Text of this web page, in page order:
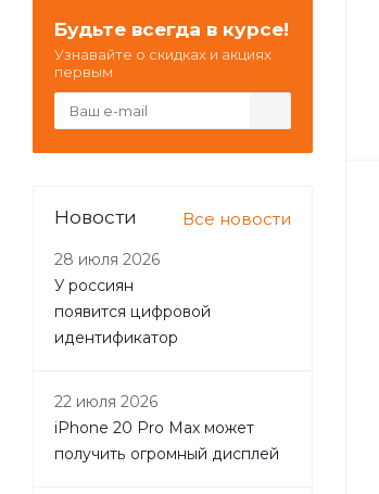
Будьте всегда в курсе!
Узнавайте о скидках и акциях
первым
Новости Все новости
28 июля 2026
У россиян
появится цифровой
идентификатор
22 июля 2026
iPhone 20 Pro Max может
получить огромный дисплей